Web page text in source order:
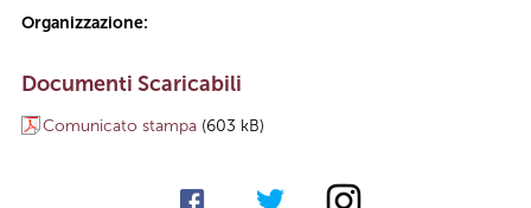
Organizzazione:
Documenti Scaricabili
Comunicato stampa (603 kB)